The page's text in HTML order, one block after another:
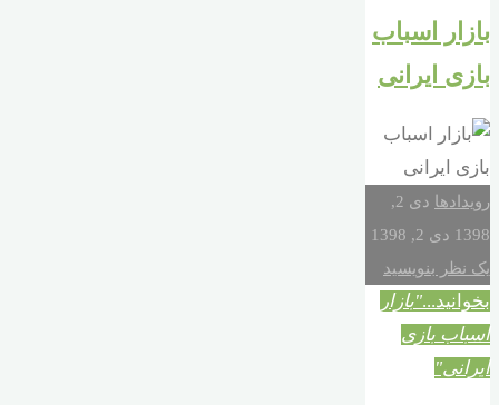
بازار اسباب
بازی ایرانی
رویدادها
دی 2,
1398 دی 2, 1398
یک نظر بنویسید
بخوانید..."بازار
اسباب بازی
ایرانی"